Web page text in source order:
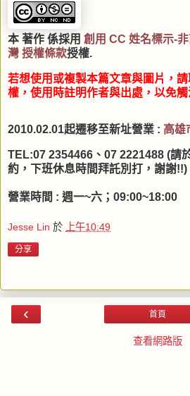
本 著作 係採用 創用 CC 姓名標示-
灣 授權條款授權.
若想使用或複製本篇文章與圖片，
權，使用時註明作者與出處，以免觸
2010.02.01起遷移至新址營業 : 高雄
TEL:07 2354466、07 2221488 (請
約，下班休息時間拜託別打，謝謝!!)
營業時間 : 週一~六；09:00~18:00
Jesse Lin 於 上午10:49
分享
‹ 首頁
查看網路版